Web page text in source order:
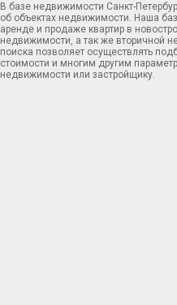
В базе недвижимости Санкт-
об объектах недвижимости. Наша
аренде и продаже квартир в
недвижимости, а так же вторичной
поиска позволяет осуществлять
стоимости и многим другим
недвижимости или застройщику.